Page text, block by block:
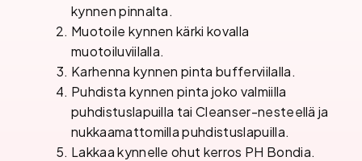
kynnen pinnalta.
Muotoile kynnen kärki kovalla
muotoiluviilalla.
Karhenna kynnen pinta bufferviilalla.
Puhdista kynnen pinta joko valmiilla
puhdistuslapuilla tai Cleanser-nesteellä ja
nukkaamattomilla puhdistuslapuilla.
Lakkaa kynnelle ohut kerros PH Bondia.